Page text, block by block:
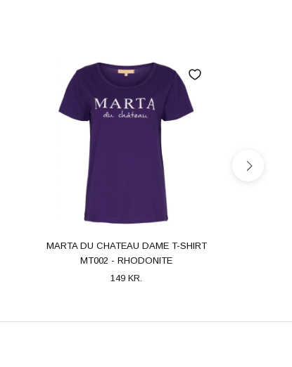
MARTA DU CHATEAU DAME T-SHIRT
MT002 - RHODONITE
149 KR.